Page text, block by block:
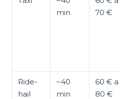
min
70 €
Ride-
hail
~40
min
60 € a
80 €